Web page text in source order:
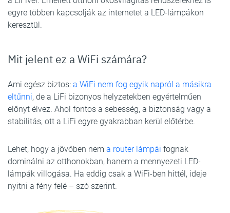
egyre többen kapcsolják az internetet a LED-lámpákon
keresztül.
Mit jelent ez a WiFi számára?
Ami egész biztos: a WiFi nem fog egyik napról a másikra
eltűnni, de a LiFi bizonyos helyzetekben egyértelműen
előnyt élvez. Ahol fontos a sebesség, a biztonság vagy a
stabilitás, ott a LiFi egyre gyakrabban kerül előtérbe.
Lehet, hogy a jövőben nem a router lámpái fognak
dominálni az otthonokban, hanem a mennyezeti LED-
lámpák villogása. Ha eddig csak a WiFi-ben hittél, ideje
nyitni a fény felé – szó szerint.